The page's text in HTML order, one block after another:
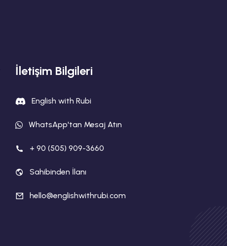
İletişim Bilgileri
English with Rubi
WhatsApp'tan Mesaj Atın
+ 90 (505) 909-3660
Sahibinden İlanı
hello@englishwithrubi.com